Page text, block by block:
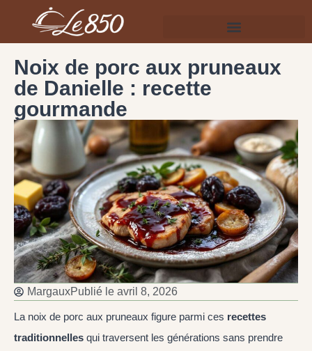
Noix de porc aux pruneaux
de Danielle : recette
gourmande
MargauxPublié le avril 8, 2026
La noix de porc aux pruneaux figure parmi ces recettes
traditionnelles qui traversent les générations sans prendre